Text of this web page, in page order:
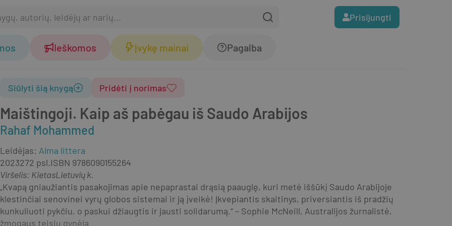
Prisijungti
Ieškomos Įvykę mainai Pagalba
Maištingoji. Kaip aš pabėgau iš Saudo Arabijos
Rahaf Mohammed
Siūlyti šią knygą Pridėti į norimas
Leidėjas: Alma littera
2023272 psl.ISBN 9786090155264
Viršelis: KietasLietuvių k.
„Kvapą gniaužiantis pasakojimas apie nepaprastai drąsią paauglę, kuri metė iššūkį Saudo Arabijoje
klestinčiai senovinei vyrų globos sistemai ir ją įveikė! Įkvepiantis skaitinys, priversiantis iš pradžių
kunkuliuoti pykčiu, o paskui džiaugtis ir jausti solidarumą.“ – Sophie McNeill, Australijos žurnalistė,
žmogaus teisių gynėja